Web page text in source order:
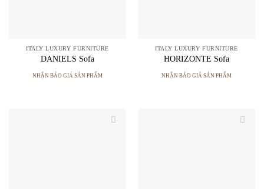
ITALY LUXURY FURNITURE
DANIELS Sofa
NHẬN BÁO GIÁ SẢN PHẨM
ITALY LUXURY FURNITURE
HORIZONTE Sofa
NHẬN BÁO GIÁ SẢN PHẨM